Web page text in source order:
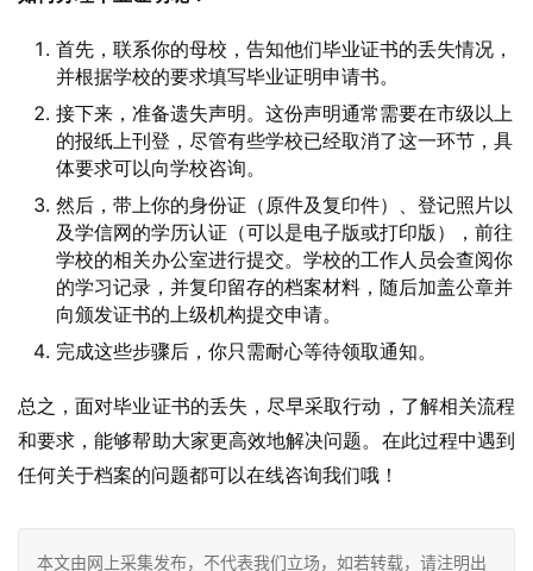
首先，联系你的母校，告知他们毕业证书的丢失情况，
并根据学校的要求填写毕业证明申请书。
接下来，准备遗失声明。这份声明通常需要在市级以上
的报纸上刊登，尽管有些学校已经取消了这一环节，具
体要求可以向学校咨询。
然后，带上你的身份证（原件及复印件）、登记照片以
及学信网的学历认证（可以是电子版或打印版），前往
学校的相关办公室进行提交。学校的工作人员会查阅你
的学习记录，并复印留存的档案材料，随后加盖公章并
向颁发证书的上级机构提交申请。
完成这些步骤后，你只需耐心等待领取通知。
总之，面对毕业证书的丢失，尽早采取行动，了解相关流程
和要求，能够帮助大家更高效地解决问题。在此过程中遇到
任何关于档案的问题都可以在线咨询我们哦！
本文由网上采集发布，不代表我们立场，如若转载，请注明出